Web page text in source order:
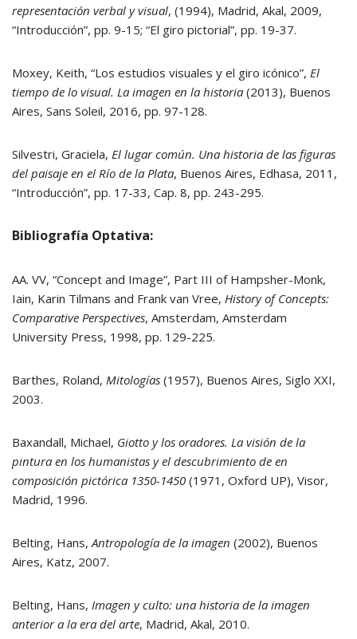
representación verbal y visual, (1994), Madrid, Akal, 2009,
“Introducción”, pp. 9-15; “El giro pictorial”, pp. 19-37.
Moxey, Keith, “Los estudios visuales y el giro icónico”, El
tiempo de lo visual. La imagen en la historia (2013), Buenos
Aires, Sans Soleil, 2016, pp. 97-128.
Silvestri, Graciela, El lugar común. Una historia de las figuras
del paisaje en el Río de la Plata, Buenos Aires, Edhasa, 2011,
“Introducción”, pp. 17-33, Cap. 8, pp. 243-295.
Bibliografía Optativa:
AA. VV, “Concept and Image”, Part III of Hampsher-Monk,
Iain, Karin Tilmans and Frank van Vree, History of Concepts:
Comparative Perspectives, Amsterdam, Amsterdam
University Press, 1998, pp. 129-225.
Barthes, Roland, Mitologías (1957), Buenos Aires, Siglo XXI,
2003.
Baxandall, Michael, Giotto y los oradores. La visión de la
pintura en los humanistas y el descubrimiento de en
composición pictórica 1350-1450 (1971, Oxford UP), Visor,
Madrid, 1996.
Belting, Hans,Antropología de la imagen (2002), Buenos
Aires, Katz, 2007.
Belting, Hans, Imagen y culto: una historia de la imagen
anterior a la era del arte, Madrid, Akal, 2010.